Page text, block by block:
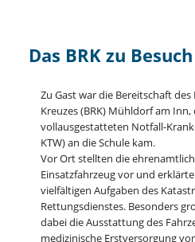
Das BRK zu
Zu Gast war die Bereitschaft
Kreuzes (BRK) Mühldorf am
vollausgestatteten Notfall-
KTW) an die Schule kam.
Vor Ort stellten die
Einsatzfahrzeug vor und
vielfältigen Aufgaben des
Rettungsdienstes. Besonders
dabei die Ausstattung des
medizinische Erstversorgung